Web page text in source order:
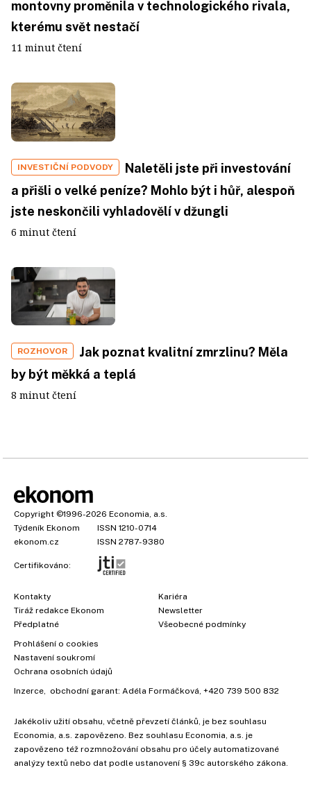
montovny proměnila v technologického rivala,
kterému svět nestačí
11 minut čtení
INVESTIČNÍ PODVODY
Naletěli jste při investování
a přišli o velké peníze? Mohlo být i hůř, alespoň
jste neskončili vyhladovělí v džungli
6 minut čtení
ROZHOVOR
Jak poznat kvalitní zmrzlinu? Měla
by být měkká a teplá
8 minut čtení
Copyright ©1996-2026 Economia, a.s.
Týdeník Ekonom
ISSN 1210-0714
ekonom.cz
ISSN 2787-9380
Certifikováno:
Kontakty
Tiráž redakce Ekonom
Předplatné
Kariéra
Newsletter
Všeobecné podmínky
Prohlášení o cookies
Nastavení soukromí
Ochrana osobních údajů
Inzerce, obchodní garant: Adéla Formáčková, +420 739 500 832
Jakékoliv užití obsahu, včetně převzetí článků, je bez souhlasu
Economia, a.s. zapovězeno. Bez souhlasu Economia, a.s. je
zapovězeno též rozmnožování obsahu pro účely automatizované
analýzy textů nebo dat podle ustanovení § 39c autorského zákona.